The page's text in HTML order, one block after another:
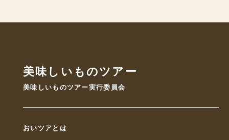
美味しいものツアー
美味しいものツアー実行委員会
おいツアとは